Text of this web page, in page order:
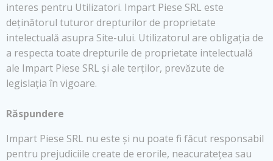
interes pentru Utilizatori. Impart Piese SRL este
deținătorul tuturor drepturilor de proprietate
intelectuală asupra Site-ului. Utilizatorul are obligația de
a respecta toate drepturile de proprietate intelectuală
ale Impart Piese SRL și ale terților, prevăzute de
legislația în vigoare.
Răspundere
Impart Piese SRL nu este și nu poate fi făcut responsabil
pentru prejudiciile create de erorile, neacuratețea sau